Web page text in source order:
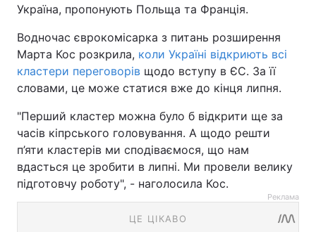
Україна, пропонують Польща та Франція.
Водночас єврокомісарка з питань розширення
Марта Кос розкрила, коли Україні відкриють всі
кластери переговорів щодо вступу в ЄС. За її
словами, це може статися вже до кінця липня.
"Перший кластер можна було б відкрити ще за
часів кіпрського головування. А щодо решти
п’яти кластерів ми сподіваємося, що нам
вдасться це зробити в липні. Ми провели велику
підготовчу роботу", - наголосила Кос.
Реклама